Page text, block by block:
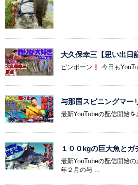
大久保幸三【思い出日
ピンポーン 今日も
与那国スピニングマー
最新YouTubeの配信開始
１００kgの巨大魚とガ
最新YouTubeの配信開始の
年２月の与 ...